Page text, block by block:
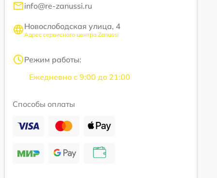
info@re-zanussi.ru
Новослободская улица, 4
Адрес сервисного центра Zanussi
Режим работы:
Ежедневно с 9:00 до 21:00
Способы оплаты